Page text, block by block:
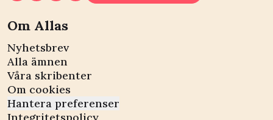
Om Allas
Nyhetsbrev
Alla ämnen
Våra skribenter
Om cookies
Hantera preferenser
Integritetspolicy